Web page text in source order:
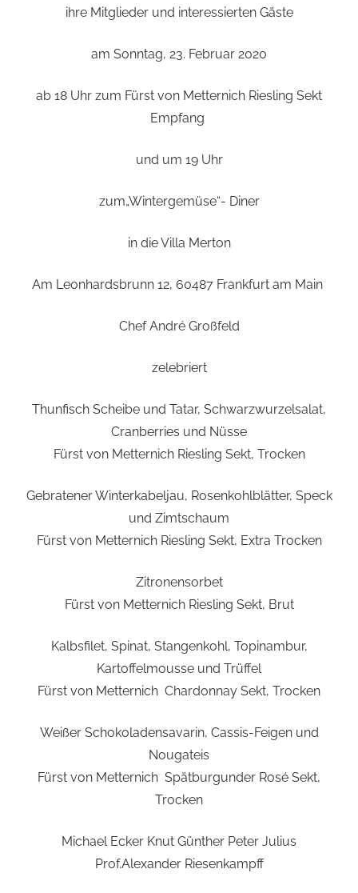
ihre Mitglieder und interessierten Gäste
am Sonntag, 23. Februar 2020
ab 18 Uhr zum Fürst von Metternich Riesling Sekt
Empfang
und um 19 Uhr
zum„Wintergemüse“- Diner
in die Villa Merton
Am Leonhardsbrunn 12, 60487 Frankfurt am Main
Chef André Großfeld
zelebriert
Thunfisch Scheibe und Tatar, Schwarzwurzelsalat,
Cranberries und Nüsse
Fürst von Metternich Riesling Sekt, Trocken
Gebratener Winterkabeljau, Rosenkohlblätter, Speck
und Zimtschaum
Fürst von Metternich Riesling Sekt, Extra Trocken
Zitronensorbet
Fürst von Metternich Riesling Sekt, Brut
Kalbsfilet, Spinat, Stangenkohl, Topinambur,
Kartoffelmousse und Trüffel
Fürst von Metternich Chardonnay Sekt, Trocken
Weißer Schokoladensavarin, Cassis-Feigen und
Nougateis
Fürst von Metternich Spätburgunder Rosé Sekt,
Trocken
Michael Ecker Knut Günther Peter Julius
Prof.Alexander Riesenkampff